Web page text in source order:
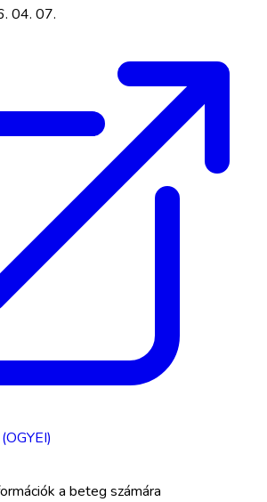
04. 07.
a beteg számára